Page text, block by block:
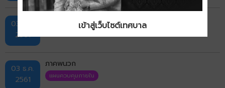
03 ธ.ค.
2561
แผนควบคุมภายใน
03 ธ.ค.
2561
ภาคพนวก
แผนควบคุมภายใน
เข้าสู่เว็บไซต์เทศบาล